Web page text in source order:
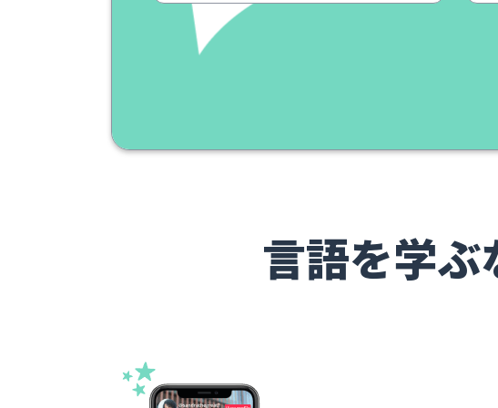
言語を学ぶ